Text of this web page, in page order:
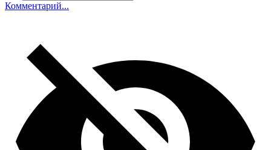
Комментарий...